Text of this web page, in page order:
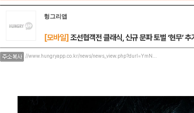
헝그리앱
[모바일] 조선협객전 클래식, 신규 문파 토벌 ‘현무’
//www.hungryapp.co.kr/news/news_view.php?durl=YmN...